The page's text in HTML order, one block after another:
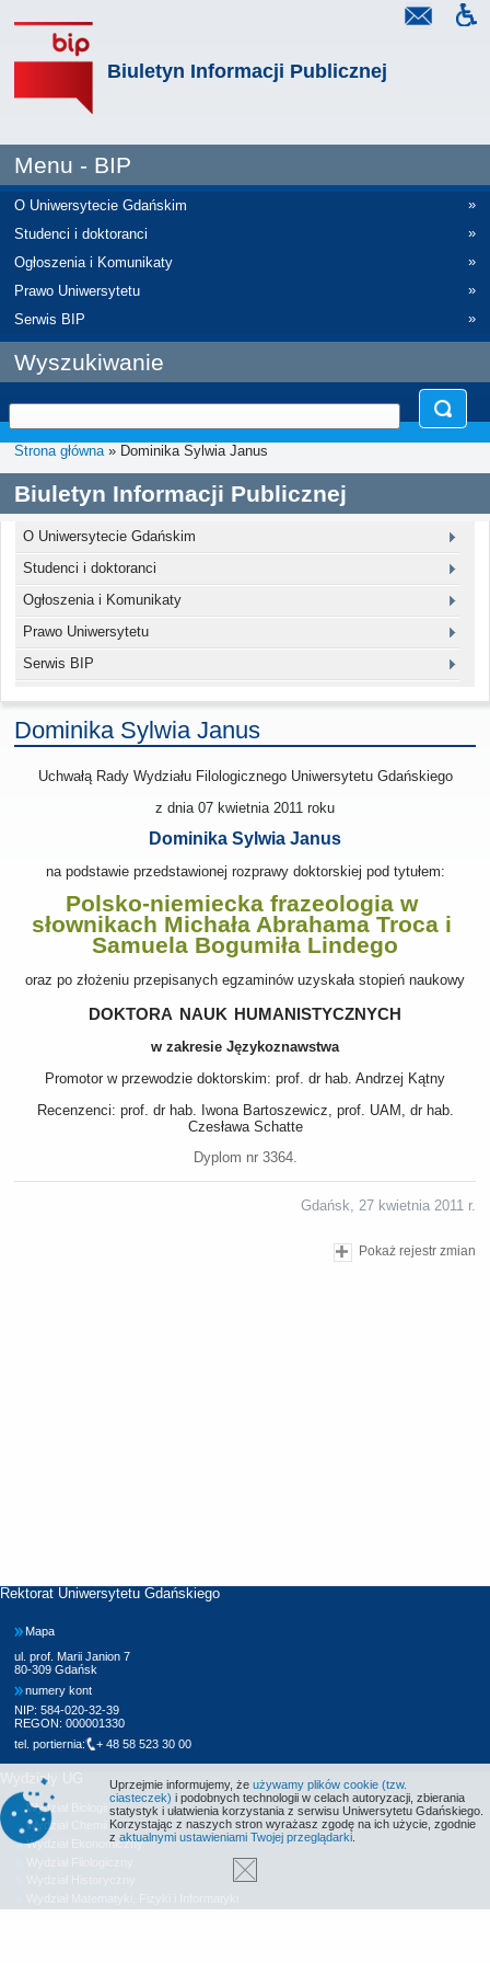
Biuletyn Informacji Publicznej
Menu - BIP
O Uniwersytecie Gdańskim
»
Studenci i doktoranci
»
Ogłoszenia i Komunikaty
»
Prawo Uniwersytetu
»
Serwis BIP
»
Wyszukiwanie
Strona główna» Dominika Sylwia Janus
Biuletyn Informacji Publicznej
O Uniwersytecie Gdańskim
Studenci i doktoranci
Ogłoszenia i Komunikaty
Prawo Uniwersytetu
Serwis BIP
Dominika Sylwia Janus
Uchwałą Rady Wydziału Filologicznego Uniwersytetu Gdańskiego
z dnia 07 kwietnia 2011 roku
Dominika Sylwia Janus
na podstawie przedstawionej rozprawy doktorskiej pod tytułem:
Polsko-niemiecka frazeologia w
słownikach Michała Abrahama Troca i
Samuela Bogumiła Lindego
oraz po złożeniu przepisanych egzaminów uzyskała stopień naukowy
doktora nauk humanistycznych
w zakresie Językoznawstwa
Promotor w przewodzie doktorskim: prof. dr hab. Andrzej Kątny
Recenzenci: prof. dr hab. Iwona Bartoszewicz, prof. UAM, dr hab.
Czesława Schatte
Dyplom nr 3364.
Gdańsk, 27 kwietnia 2011 r.
Pokaż rejestr zmian
Rektorat Uniwersytetu Gdańskiego
Mapa
ul. prof. Marii Janion 7
80-309 Gdańsk
numery kont
NIP: 584-020-32-39
REGON: 000001330
tel. portiernia:
+ 48 58 523 30 00
Wydziały UG
Wydział Biologii
Wydział Chemii
Wydział Ekonomiczny
Uprzejmie informujemy, że używamy plików cookie (tzw.
ciasteczek) i podobnych technologii w celach autoryzacji, zbierania
statystyk i ułatwienia korzystania z serwisu Uniwersytetu Gdańskiego.
Korzystając z naszych stron wyrażasz zgodę na ich użycie, zgodnie
z aktualnymi ustawieniami Twojej przeglądarki